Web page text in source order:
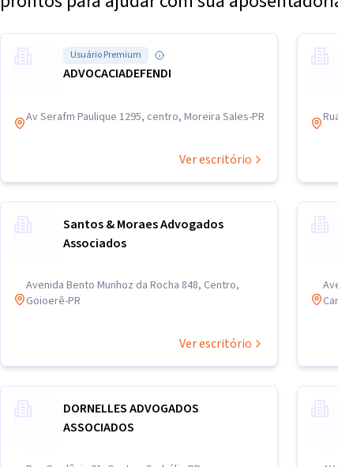
Usuário Premium
ADVOCACIADEFENDI
Av Serafm Paulique 1295, centro, Moreira Sales-PR
Ver escritório
Santos & Moraes Advogados
Associados
Avenida Bento Munhoz da Rocha 848, Centro,
Goioerê-PR
Ver escritório
DORNELLES ADVOGADOS
ASSOCIADOS